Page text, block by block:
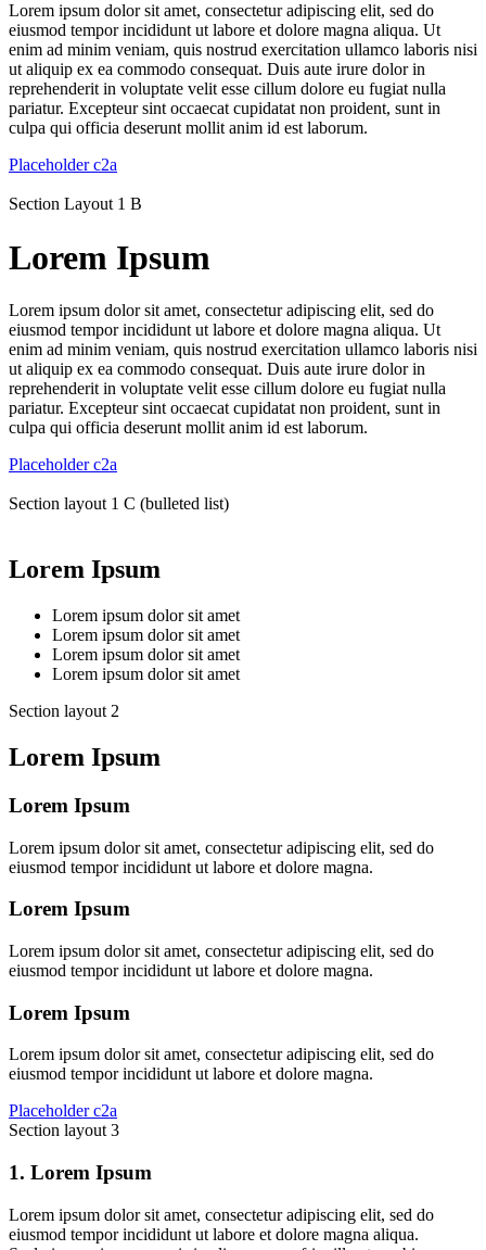
Lorem ipsum dolor sit amet, consectetur adipiscing elit, sed do
eiusmod tempor incididunt ut labore et dolore magna aliqua. Ut
enim ad minim veniam, quis nostrud exercitation ullamco laboris nisi
ut aliquip ex ea commodo consequat. Duis aute irure dolor in
reprehenderit in voluptate velit esse cillum dolore eu fugiat nulla
pariatur. Excepteur sint occaecat cupidatat non proident, sunt in
culpa qui officia deserunt mollit anim id est laborum.
Placeholder c2a
Section Layout 1 B
Lorem Ipsum
Lorem ipsum dolor sit amet, consectetur adipiscing elit, sed do
eiusmod tempor incididunt ut labore et dolore magna aliqua. Ut
enim ad minim veniam, quis nostrud exercitation ullamco laboris nisi
ut aliquip ex ea commodo consequat. Duis aute irure dolor in
reprehenderit in voluptate velit esse cillum dolore eu fugiat nulla
pariatur. Excepteur sint occaecat cupidatat non proident, sunt in
culpa qui officia deserunt mollit anim id est laborum.
Placeholder c2a
Section layout 1 C (bulleted list)
Lorem Ipsum
Lorem ipsum dolor sit amet
Lorem ipsum dolor sit amet
Lorem ipsum dolor sit amet
Lorem ipsum dolor sit amet
Section layout 2
Lorem Ipsum
Lorem Ipsum
Lorem ipsum dolor sit amet, consectetur adipiscing elit, sed do
eiusmod tempor incididunt ut labore et dolore magna.
Lorem Ipsum
Lorem ipsum dolor sit amet, consectetur adipiscing elit, sed do
eiusmod tempor incididunt ut labore et dolore magna.
Lorem Ipsum
Lorem ipsum dolor sit amet, consectetur adipiscing elit, sed do
eiusmod tempor incididunt ut labore et dolore magna.
Placeholder c2a
Section layout 3
1. Lorem Ipsum
Lorem ipsum dolor sit amet, consectetur adipiscing elit, sed do
eiusmod tempor incididunt ut labore et dolore magna aliqua.